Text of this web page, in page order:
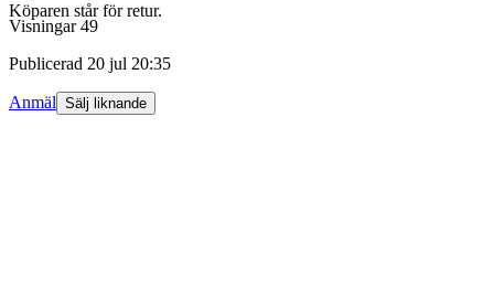
Köparen står för retur.
Visningar 49
Publicerad 20 jul 20:35
Anmäl Sälj liknande